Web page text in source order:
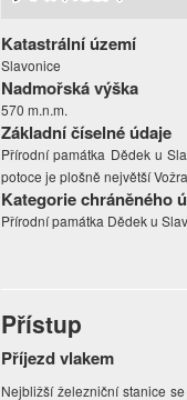
Katastrální území
Slavonice
Nadmořská výška
570 m.n.m.
Základní číselné údaje
Přírodní památka Dědek u
potoce je plošně největší
Kategorie chráněného
Přírodní památka Dědek u
Přístup
Příjezd vlakem
Nejbližší železniční stanice